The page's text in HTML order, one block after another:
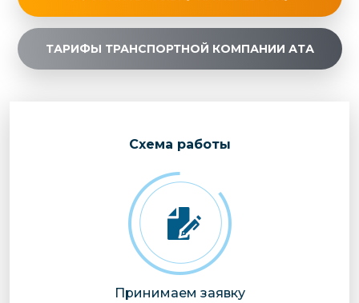
ТАРИФЫ ТРАНСПОРТНОЙ КОМПАНИИ АТА
Cхема работы
Принимаем заявку